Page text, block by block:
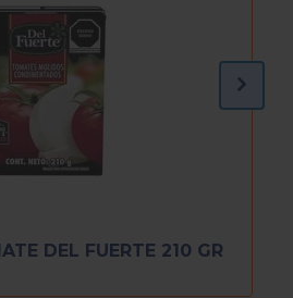
DEL FUERTE 210 GR